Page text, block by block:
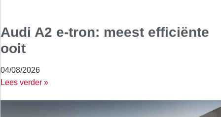
Audi A2 e-tron: meest efficiënte
ooit
04/08/2026
Lees verder »